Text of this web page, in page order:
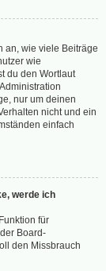
an, wie viele Beiträge
wie
du den Wortlaut
nur um deinen
nicht und ein
einfach
werde ich
für
Board-
den Missbrauch